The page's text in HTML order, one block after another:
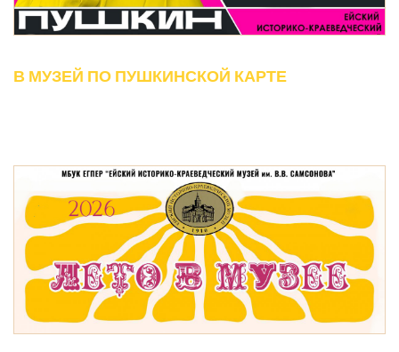
В МУЗЕЙ ПО ПУШКИНСКОЙ КАРТЕ